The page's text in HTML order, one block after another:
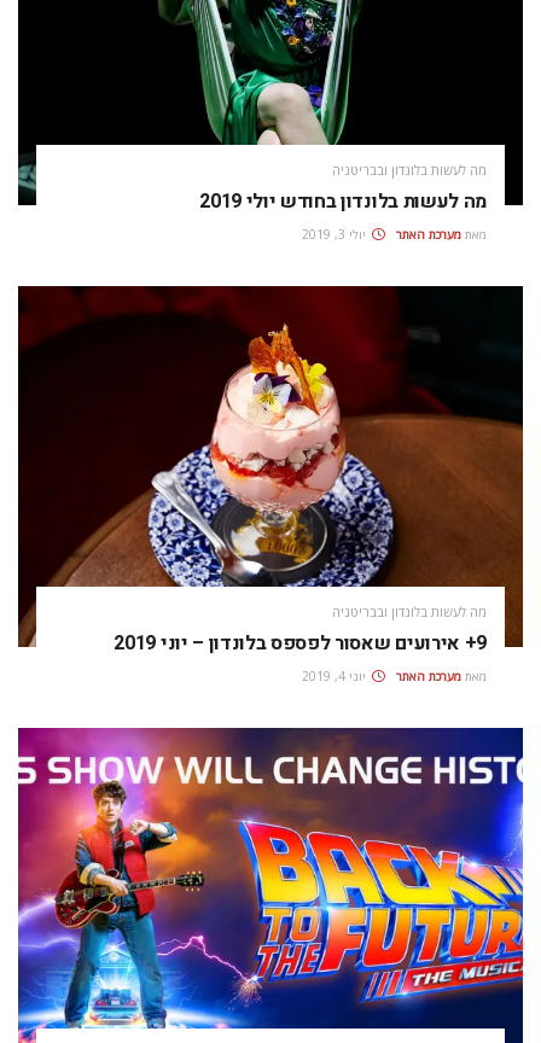
מה לעשות בלונדון ובבריטניה
מה לעשות בלונדון בחודש יולי 2019
מאת מערכת האתר יולי 3, 2019
מה לעשות בלונדון ובבריטניה
9+ אירועים שאסור לפספס בלונדון – יוני 2019
מאת מערכת האתר יוני 4, 2019